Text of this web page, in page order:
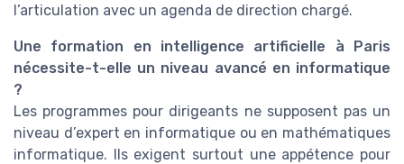
l’articulation avec un agenda de direction chargé.
Une formation en intelligence artificielle à Paris
nécessite-t-elle un niveau avancé en informatique
?
Les programmes pour dirigeants ne supposent pas un
niveau d’expert en informatique ou en mathématiques
informatique. Ils exigent surtout une appétence pour